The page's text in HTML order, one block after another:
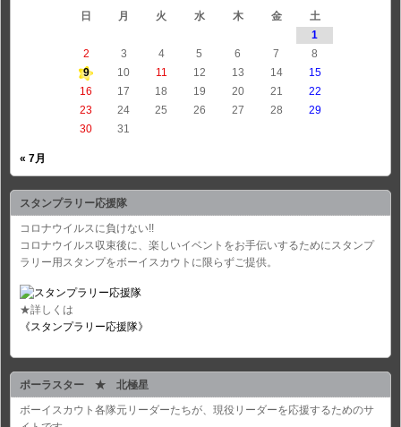
日
月 火 水 木 金
土
1
2
3 4 5 6 7
8
9
10 11 12 13 14
15
16
17 18 19 20 21
22
23
24 25 26 27 28
29
30
31
« 7月
スタンプラリー応援隊
コロナウイルスに負けない!!
コロナウイルス収束後に、楽しいイベントをお手伝いするためにスタンプ
ラリー用スタンプをボーイスカウトに限らずご提供。
★詳しくは
《スタンプラリー応援隊》
ポーラスター ★ 北極星
ボーイスカウト各隊元リーダーたちが、現役リーダーを応援するためのサ